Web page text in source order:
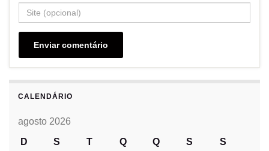
CALENDÁRIO
agosto 2026
D
S T Q Q S S